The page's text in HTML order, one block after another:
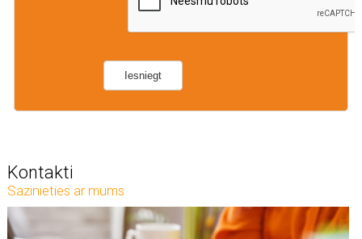
Kontakti
Sazinieties ar mums